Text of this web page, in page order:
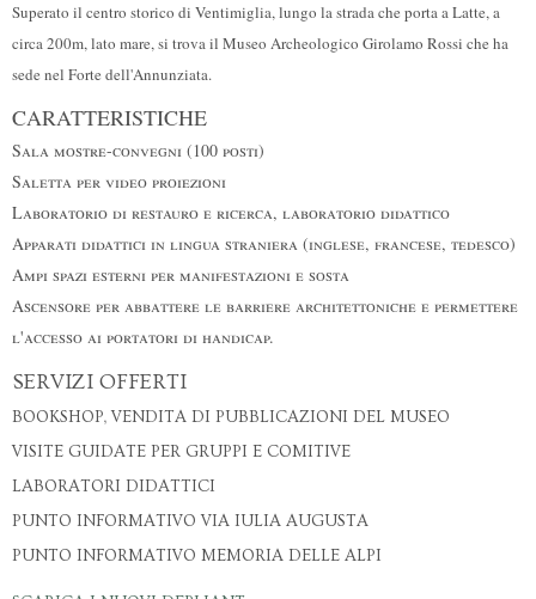
Superato il centro storico di Ventimiglia, lungo la strada che porta a Latte, a
circa 200m, lato mare, si trova il Museo Archeologico Girolamo Rossi che ha
sede nel Forte dell'Annunziata.
CARATTERISTICHE
Sala mostre-convegni (100 posti)
Saletta per video proiezioni
Laboratorio di restauro e ricerca, laboratorio didattico
Apparati didattici in lingua straniera (inglese, francese, tedesco)
Ampi spazi esterni per manifestazioni e sosta
Ascensore per abbattere le barriere architettoniche e permettere
l'accesso ai portatori di handicap.
SERVIZI OFFERTI
BOOKSHOP, VENDITA DI PUBBLICAZIONI DEL MUSEO
VISITE GUIDATE PER GRUPPI E COMITIVE
LABORATORI DIDATTICI
PUNTO INFORMATIVO VIA IULIA AUGUSTA
PUNTO INFORMATIVO MEMORIA DELLE ALPI